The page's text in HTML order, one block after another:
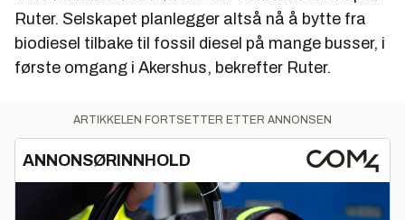
Ruter. Selskapet planlegger altså nå å bytte fra
biodiesel tilbake til fossil diesel på mange busser, i
første omgang i Akershus, bekrefter Ruter.
ARTIKKELEN FORTSETTER ETTER ANNONSEN
ANNONSØRINNHOLD